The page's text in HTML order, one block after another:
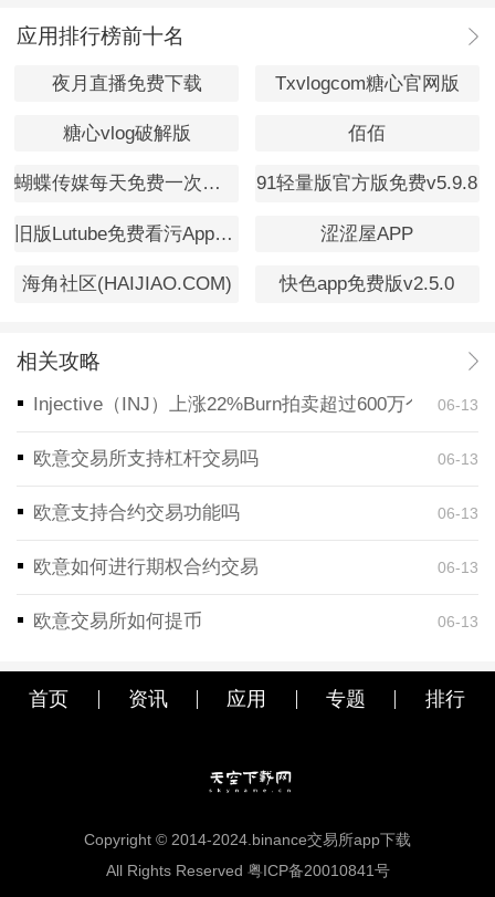
应用排行榜前十名
夜月直播免费下载 Txvlogcom糖心官网版
糖心vlog破解版 佰佰
蝴蝶传媒每天免费一次观看v1.0 91轻量版官方版免费v5.9.8
旧版Lutube免费看污App下载 涩涩屋APP
海角社区(HAIJIAO.COM) 快色app免费版v2.5.0
相关攻略
Injective（INJ）上涨22%Burn拍卖超过600万个代币
06-13
欧意交易所支持杠杆交易吗 06-13
欧意支持合约交易功能吗 06-13
欧意如何进行期权合约交易 06-13
欧意交易所如何提币 06-13
首页 资讯 应用 专题 排行
Copyright © 2014-2024.binance交易所app下载
All Rights Reserved 粤ICP备20010841号